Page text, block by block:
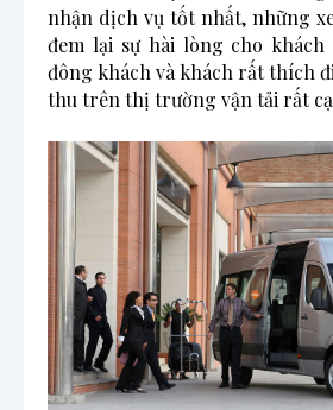
nhận dịch vụ tốt nhất, những
đem lại sự hài lòng cho
đông khách và khách rất thích
thu trên thị trường vận tải rất